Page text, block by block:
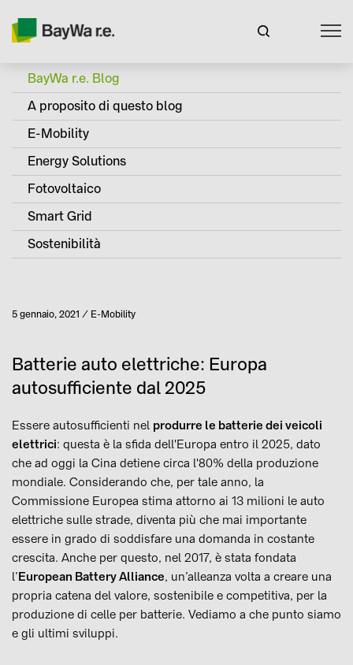
BayWa r.e. Blog
A proposito di questo blog
E-Mobility
Energy Solutions
Fotovoltaico
Smart Grid
Sostenibilità
Pubblicato
5 gennaio, 2021 Categoria
E-Mobility
Batterie auto elettriche: Europa
autosufficiente dal 2025
Essere autosufficienti nel produrre le batterie dei veicoli
elettrici: questa è la sfida dell'Europa entro il 2025, dato
che ad oggi la Cina detiene circa l'80% della produzione
mondiale. Considerando che, per tale anno, la
Commissione Europea stima attorno ai 13 milioni le auto
elettriche sulle strade, diventa più che mai importante
essere in grado di soddisfare una domanda in costante
crescita. Anche per questo, nel 2017, è stata fondata
l’European Battery Alliance, un’alleanza volta a creare una
propria catena del valore, sostenibile e competitiva, per la
produzione di celle per batterie. Vediamo a che punto siamo
e gli ultimi sviluppi.